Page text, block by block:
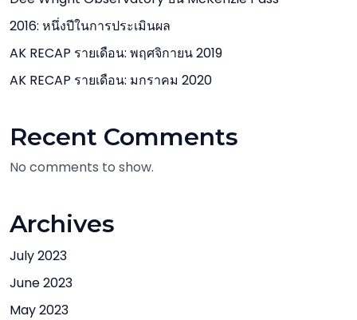
2016: หนึ่งปีในการประเมินผล
AK RECAP รายเดือน: พฤศจิกายน 2019
AK RECAP รายเดือน: มกราคม 2020
Recent Comments
No comments to show.
Archives
July 2023
June 2023
May 2023